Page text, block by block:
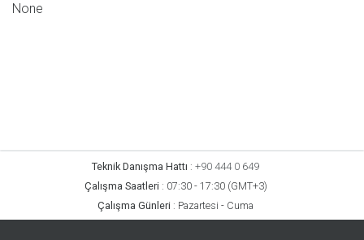
None
Teknik Danışma Hattı : +90 444 0 649
Çalışma Saatleri : 07:30 - 17:30 (GMT+3)
Çalışma Günleri : Pazartesi - Cuma